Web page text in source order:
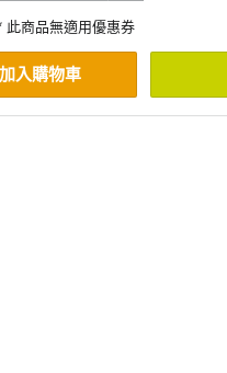
此商品無適用優惠券
加入購物車